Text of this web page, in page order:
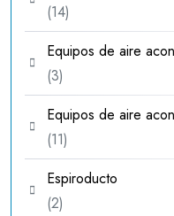
1414
productos
Equipos de aire
33
productos
Equipos de aire
1111
productos
Espiroducto
22